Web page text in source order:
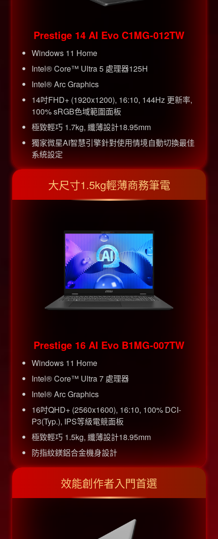
Prestige 14 AI Evo C1MG-012TW
Windows 11 Home
Intel® Core™ Ultra 5 處理器125H
Intel® Arc Graphics
14吋FHD+ (1920x1200), 16:10, 144Hz 更新率,
100% sRGB色域範圍面板
極致輕巧 1.7kg, 纖薄設計18.95mm
獨家微星AI智慧引擎針對使用情境自動切換最佳
系統設定
大尺寸1.5kg輕薄商務筆電
Prestige 16 AI Evo B1MG-007TW
Windows 11 Home
Intel® Core™ Ultra 7 處理器
Intel® Arc Graphics
16吋QHD+ (2560x1600), 16:10, 100% DCI-
P3(Typ.), IPS等級電競面板
極致輕巧 1.5kg, 纖薄設計18.95mm
防指紋鎂鋁合金機身設計
效能創作者入門首選